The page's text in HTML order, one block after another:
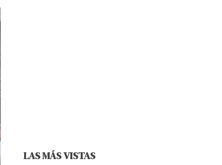
LAS MÁS VISTAS